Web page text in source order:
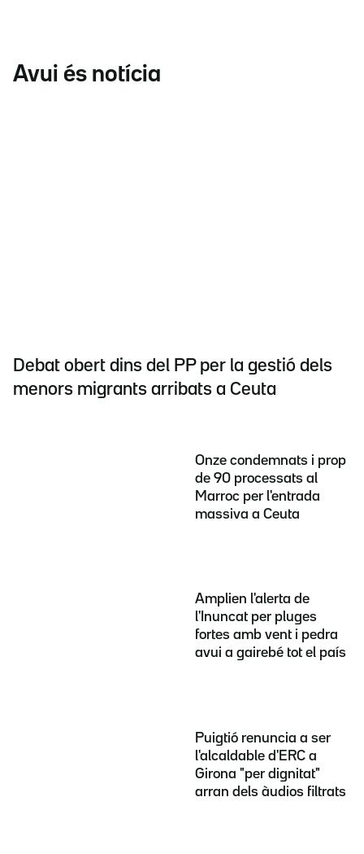
Avui és notícia
Debat obert dins del PP per la gestió dels
menors migrants arribats a Ceuta
Onze condemnats i prop
de 90 processats al
Marroc per l'entrada
massiva a Ceuta
Amplien l'alerta de
l'Inuncat per pluges
fortes amb vent i pedra
avui a gairebé tot el país
Puigtió renuncia a ser
l'alcaldable d'ERC a
Girona "per dignitat"
arran dels àudios filtrats